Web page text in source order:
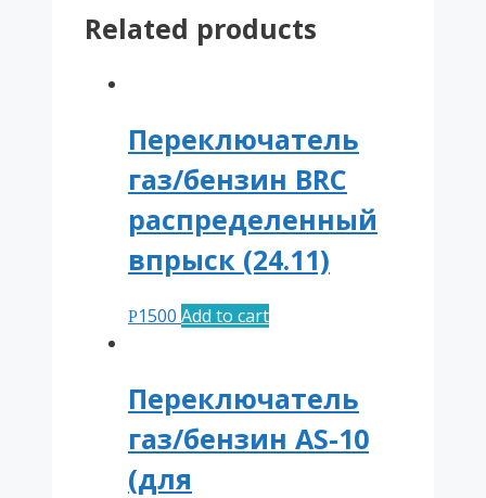
Related products
Переключатель
газ/бензин BRC
распределенный
впрыск (24.11)
Р1500 Add to cart
Переключатель
газ/бензин AS-10
(для